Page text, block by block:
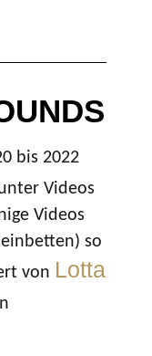
bis 2022
Videos
Videos
so
von Lotta